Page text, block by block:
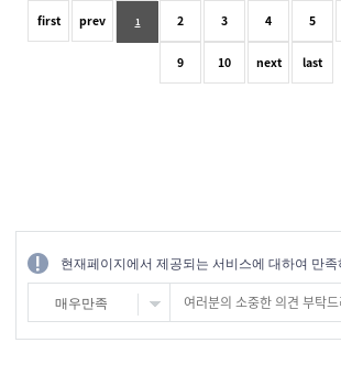
first prev 1 2 3 4 5
9 10 next last
현재페이지에서 제공되는 서비스에 대하여 만족
매우만족